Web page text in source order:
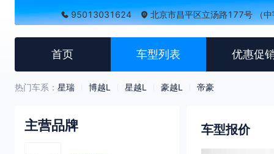
95013031624 北京市昌平区立汤路177号 （
首页 车型列表 优惠促
热门车系： 星瑞 博越L 星越L 豪越L 帝豪
主营品牌 车型报价